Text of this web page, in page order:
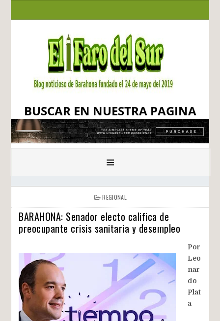
BUSCAR EN NUESTRA PAGINA
≡
REGIONAL
BARAHONA: Senador electo califica de
preocupante crisis sanitaria y desempleo
Por
Leo
nar
do
Plat
a